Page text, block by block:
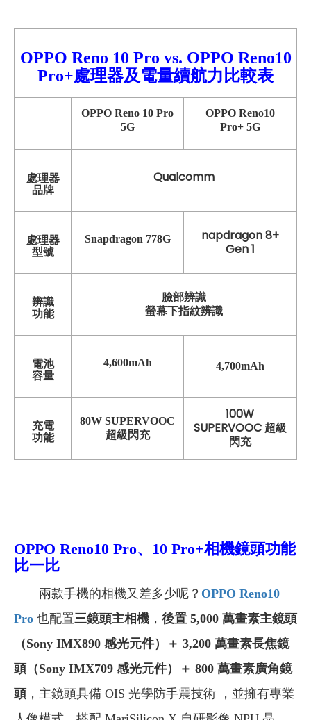
OPPO Reno 10 Pro vs. OPPO Reno10
Pro+處理器及電量續航力比較表
OPPO Reno 10 Pro
5G
OPPO Reno10
Pro+ 5G
處理器
品牌
Qualcomm
處理器
型號
Snapdragon 778G
napdragon 8+
Gen 1
辨識
功能
臉部辨識
螢幕下指紋辨識
電池
容量
4,600mAh 4,700mAh
充電
功能
80W SUPERVOOC
超級閃充
100W
SUPERVOOC 超級
閃充
OPPO Reno10 Pro、10 Pro+相機鏡頭功能
比一比
兩款手機的相機又差多少呢？ OPPO Reno10
Pro 也配置三鏡頭主相機 ， 後置 5,000 萬畫素主鏡頭
（Sony IMX890 感光元件）＋ 3,200 萬畫素長焦鏡
頭（Sony IMX709 感光元件）＋ 800 萬畫素廣角鏡
頭，主鏡頭具備 OIS 光學防手震技術 ，並擁有專業